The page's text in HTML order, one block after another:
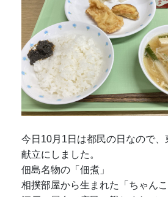
今日10月1日は都民の日なので
献立にしました。
佃島名物の「佃煮」
相撲部屋から生まれた「ちゃんこ